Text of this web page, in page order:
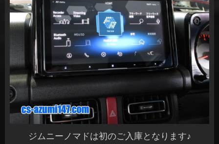
ジムニーノマドは初のご入庫となります♪